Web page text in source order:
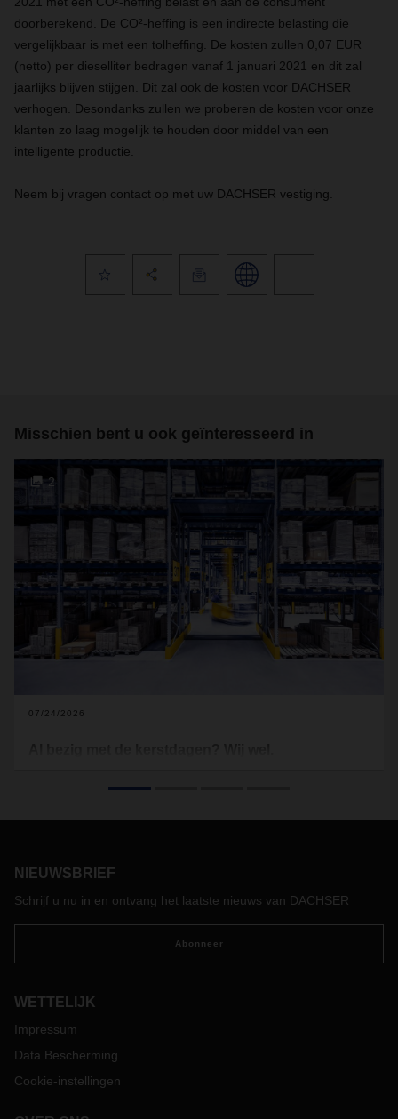
doorberekend. De CO²-heffing is een indirecte belasting die
vergelijkbaar is met een tolheffing. De kosten zullen 0,07 EUR
(netto) per dieselliter bedragen vanaf 1 januari 2021 en dit zal
jaarlijks blijven stijgen. Dit zal ook de kosten voor DACHSER
verhogen. Desondanks zullen we proberen de kosten voor onze
klanten zo laag mogelijk te houden door middel van een
intelligente productie.
Neem bij vragen contact op met uw DACHSER vestiging.
Misschien bent u ook geïnteresseerd in
2
07/24/2026
eerder. En dat geldt niet alleen voor de feestdagen. Ook
aanpak.
NIEUWSBRIEF
Schrijf u nu in en ontvang het laatste nieuws van DACHSER
Abonneer
WETTELIJK
Impressum
Data Bescherming
Cookie-instellingen